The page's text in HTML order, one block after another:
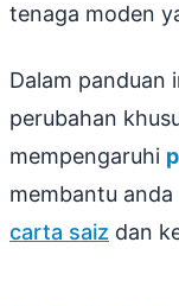
tenaga moden
Dalam panduan
perubahan
mempengaruhi
membantu
carta saiz dan